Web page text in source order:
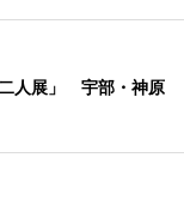
人展」 宇部・神原